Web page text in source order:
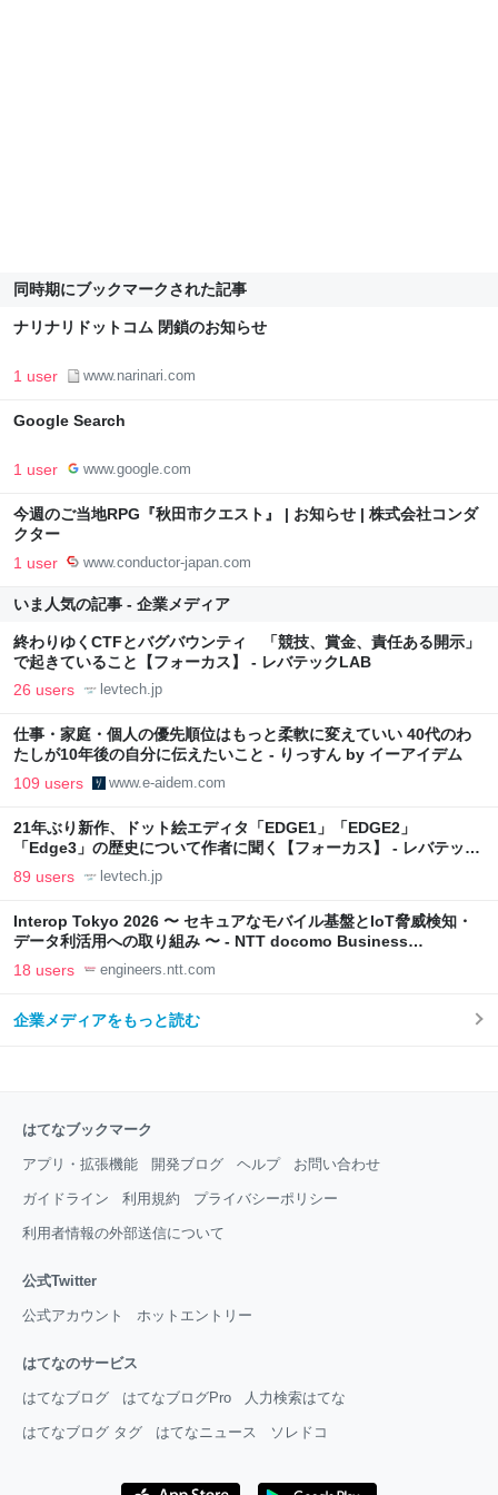
同時期にブックマークされた記事
ナリナリドットコム 閉鎖のお知らせ
1 user www.narinari.com
Google Search
1 user www.google.com
今週のご当地RPG『秋田市クエスト』 | お知らせ | 株式会社コンダ
クター
1 user www.conductor-japan.com
いま人気の記事 - 企業メディア
終わりゆくCTFとバグバウンティ 「競技、賞金、責任ある開示」
で起きていること【フォーカス】 - レバテックLAB
26 users levtech.jp
仕事・家庭・個人の優先順位はもっと柔軟に変えていい 40代のわ
たしが10年後の自分に伝えたいこと - りっすん by イーアイデム
109 users www.e-aidem.com
21年ぶり新作、ドット絵エディタ「EDGE1」「EDGE2」
「Edge3」の歴史について作者に聞く【フォーカス】 - レバテック
LAB
89 users levtech.jp
Interop Tokyo 2026 〜 セキュアなモバイル基盤とIoT脅威検知・
データ利活用への取り組み 〜 - NTT docomo Business
Engineers' Blog
18 users engineers.ntt.com
企業メディアをもっと読む
はてなブックマーク
アプリ・拡張機能 開発ブログ ヘルプ お問い合わせ
ガイドライン 利用規約 プライバシーポリシー
利用者情報の外部送信について
公式Twitter
公式アカウント ホットエントリー
はてなのサービス
はてなブログ はてなブログPro 人力検索はてな
はてなブログ タグ はてなニュース ソレドコ